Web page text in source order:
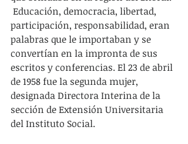
Educación, democracia, libertad,
participación, responsabilidad, eran
palabras que le importaban y se
convertían en la impronta de sus
escritos y conferencias. El 23 de abril
de 1958 fue la segunda mujer,
designada Directora Interina de la
sección de Extensión Universitaria
del Instituto Social.